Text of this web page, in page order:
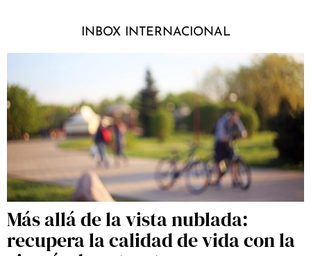
INBOX INTERNACIONAL
Más allá de la vista nublada:
recupera la calidad de vida con la